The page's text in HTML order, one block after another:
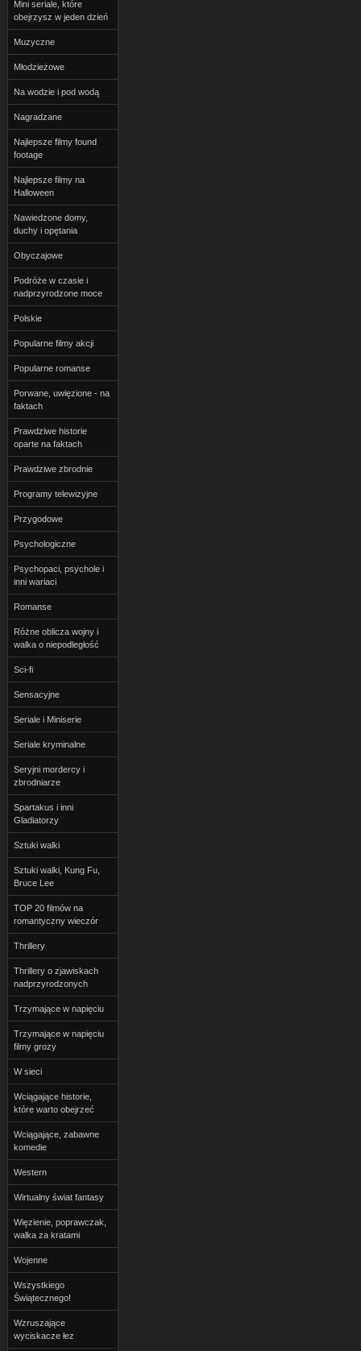
Mini seriale, które
obejrzysz w jeden dzień
Muzyczne
Młodzieżowe
Na wodzie i pod wodą
Nagradzane
Najlepsze filmy found
footage
Najlepsze filmy na
Halloween
Nawiedzone domy,
duchy i opętania
Obyczajowe
Podróże w czasie i
nadprzyrodzone moce
Polskie
Popularne filmy akcji
Popularne romanse
Porwane, uwięzione - na
faktach
Prawdziwe historie
oparte na faktach
Prawdziwe zbrodnie
Programy telewizyjne
Przygodowe
Psychologiczne
Psychopaci, psychole i
inni wariaci
Romanse
Różne oblicza wojny i
walka o niepodległość
Sci-fi
Sensacyjne
Seriale i Miniserie
Seriale kryminalne
Seryjni mordercy i
zbrodniarze
Spartakus i inni
Gladiatorzy
Sztuki walki
Sztuki walki, Kung Fu,
Bruce Lee
TOP 20 filmów na
romantyczny wieczór
Thrillery
Thrillery o zjawiskach
nadprzyrodzonych
Trzymające w napięciu
Trzymające w napięciu
filmy grozy
W sieci
Wciągające historie,
które warto obejrzeć
Wciągające, zabawne
komedie
Western
Wirtualny świat fantasy
Więzienie, poprawczak,
walka za kratami
Wojenne
Wszystkiego
Świątecznego!
Wzruszające
wyciskacze łez